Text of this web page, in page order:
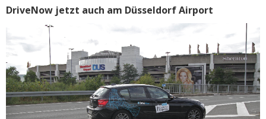
DriveNow jetzt auch am Düsseldorf Airport